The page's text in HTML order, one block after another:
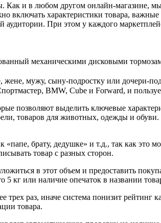
и в любом другом онлайн-магазине,
включать характеристики товара,
При этом у каждого
механическими дисковыми
мужу, сыну-подростку или дочери-
BMW, Cube и Forward, и
позволяют выделить ключевые
товаров для животных, одежды и
«папе, брату, дедушке» и т.д., так как
товар с разных сторон.
в этот объем и предоставить
кг или наличие опечаток в названии
раз, иначе система понизит рейтинг
товара.